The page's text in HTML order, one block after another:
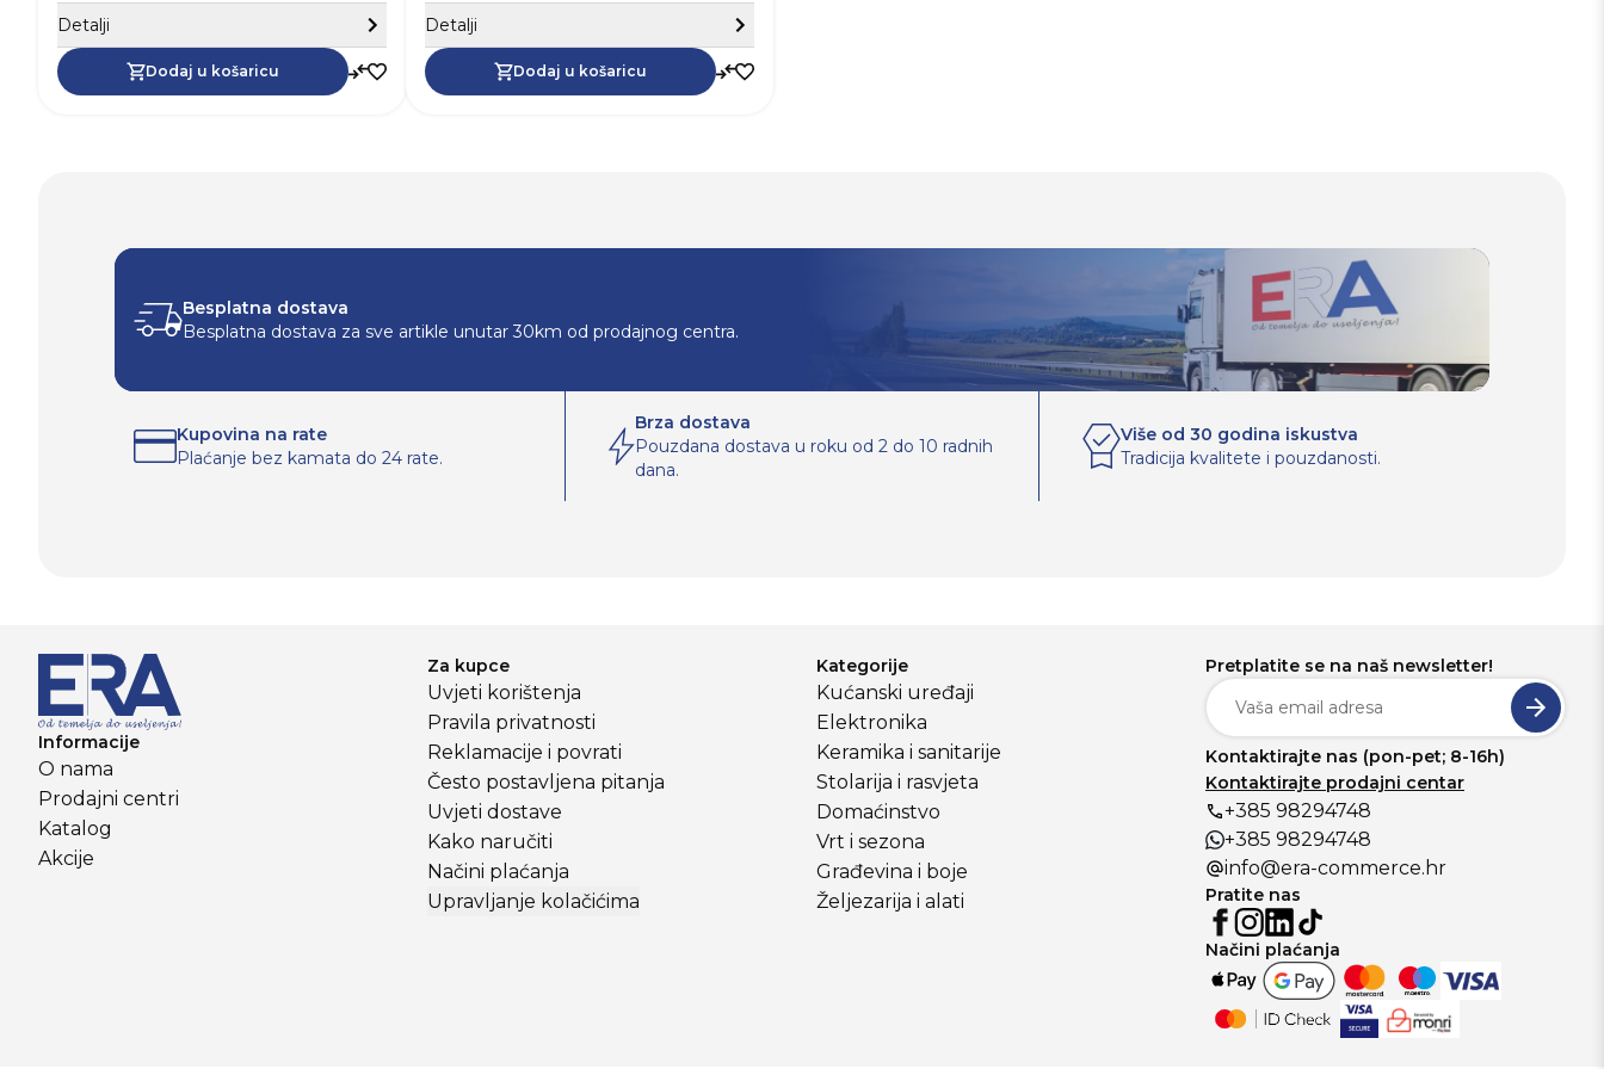
Detalji
Dodaj u košaricu Dodaj u košaricu
Detalji
Dodaj u košaricu
Besplatna dostava
Besplatna dostava za sve artikle unutar 30km od prodajnog centra.
Kupovina na rate
Plaćanje bez kamata do 24 rate.
Brza dostava
Pouzdana dostava u roku od 2 do 10 radnih
dana.
Više od 30 godina iskustva
Tradicija kvalitete i pouzdanosti.
Informacije
O nama
Prodajni centri
Katalog
Akcije
Za kupce
Uvjeti korištenja
Pravila privatnosti
Reklamacije i povrati
Često postavljena pitanja
Uvjeti dostave
Kako naručiti
Načini plaćanja
Upravljanje kolačićima
Kategorije
Kućanski uređaji
Elektronika
Keramika i sanitarije
Stolarija i rasvjeta
Domaćinstvo
Vrt i sezona
Građevina i boje
Željezarija i alati
Pretplatite se na naš newsletter!
Kontaktirajte nas (pon-pet; 8-16h)
Kontaktirajte prodajni centar
+385 98294748
+385 98294748
info@era-commerce.hr
Pratite nas
Načini plaćanja